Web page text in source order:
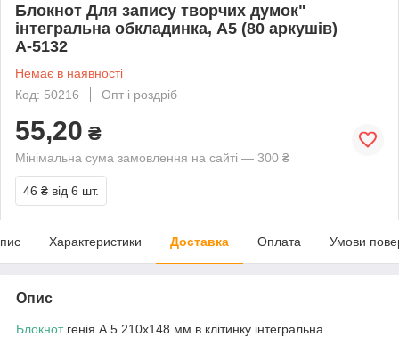
Блокнот Для запису творчих думок"
інтегральна обкладинка, А5 (80 аркушів)
А-5132
Немає в наявності
Код: 50216
Опт і роздріб
55,20 ₴
Мінімальна сума замовлення на сайті — 300 ₴
46 ₴ від 6 шт.
Характеристики Доставка Оплата Умови
Опис
Блокнотгенія А 5 210х148 мм.в клітинку інтегральна